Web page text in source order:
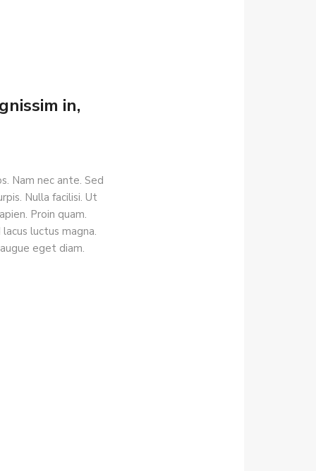
in,
Nam nec ante. Sed
Nulla facilisi. Ut
Proin quam.
luctus magna.
eget diam.